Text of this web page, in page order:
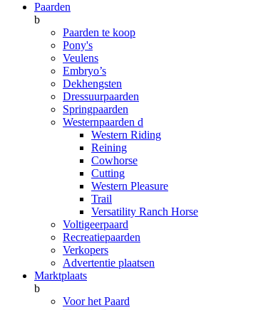
Paarden
b
Paarden te koop
Pony's
Veulens
Embryo’s
Dekhengsten
Dressuurpaarden
Springpaarden
Westernpaarden d
Western Riding
Reining
Cowhorse
Cutting
Western Pleasure
Trail
Versatility Ranch Horse
Voltigeerpaard
Recreatiepaarden
Verkopers
Advertentie plaatsen
Marktplaats
b
Voor het Paard